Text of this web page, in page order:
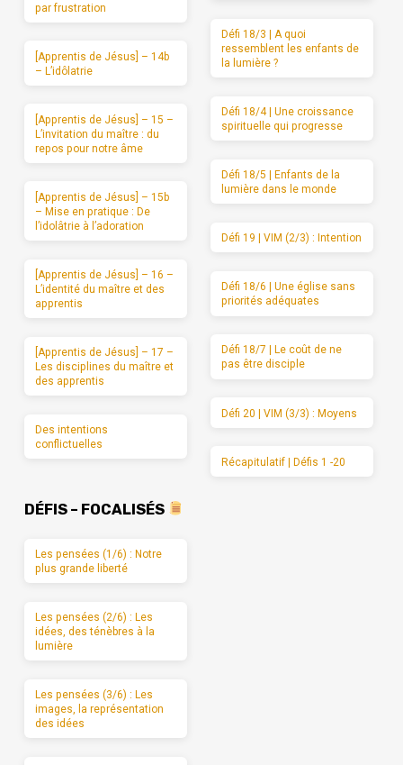
par frustration
[Apprentis de Jésus] – 14b
– L’idôlatrie
[Apprentis de Jésus] – 15 –
L’invitation du maître : du
repos pour notre âme
[Apprentis de Jésus] – 15b
– Mise en pratique : De
l’idolâtrie à l’adoration
[Apprentis de Jésus] – 16 –
L’identité du maître et des
apprentis
[Apprentis de Jésus] – 17 –
Les disciplines du maître et
des apprentis
Des intentions
conflictuelles
Défi 18/3 | A quoi
ressemblent les enfants de
la lumière ?
Défi 18/4 | Une croissance
spirituelle qui progresse
Défi 18/5 | Enfants de la
lumière dans le monde
Défi 19 | VIM (2/3) : Intention
Défi 18/6 | Une église sans
priorités adéquates
Défi 18/7 | Le coût de ne
pas être disciple
Défi 20 | VIM (3/3) : Moyens
Récapitulatif | Défis 1 -20
DÉFIS – FOCALISÉS
Les pensées (1/6) : Notre
plus grande liberté
Les pensées (2/6) : Les
idées, des ténèbres à la
lumière
Les pensées (3/6) : Les
images, la représentation
des idées